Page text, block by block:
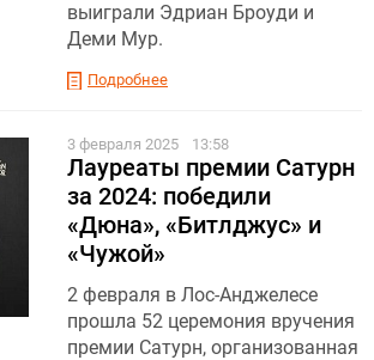
выиграли Эдриан Броуди и
Деми Мур.
Подробнее
3 февраля 2025 13:58
Лауреаты премии Сатурн
за 2024: победили
«Дюна», «Битлджус» и
«Чужой»
2 февраля в Лос-Анджелесе
прошла 52 церемония вручения
премии Сатурн, организованная